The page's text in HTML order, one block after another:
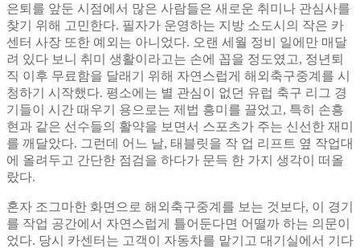
은퇴를 앞둔 시점에서 많은 사람들은 새로운 취미나 관심사를
찾기 위해 고민한다. 필자가 운영하는 지방 소도시의 작은 카
센터 사장 또한 예외는 아니었다. 오랜 세월 정비 일에만 매달
려 있다 보니 취미 생활이라고는 손에 꼽을 정도였고, 정년퇴
직 이후 무료함을 달래기 위해 자연스럽게 해외축구중계를 시
청하기 시작했다. 평소에는 별 관심이 없던 유럽 축구 리그 경
기들이 시간 때우기 용으로는 제법 흥미를 끌었고, 특히 손흥
현과 같은 선수들의 활약을 보면서 스포츠가 주는 신선한 재미
를 깨달았다. 그런데 어느 날, 태블릿을 작 업 리프트 옆 작업대
에 올려두고 간단한 점검을 하다가 문득 한 가지 생각이 떠올
랐다.
혼자 조그마한 화면으로 해외축구중계를 보는 것보다, 이 경기
를 작업 공간에서 자연스럽게 틀어둔다면 어떨까 하는 의문이
었다. 당시 카센터는 고객이 자동차를 맡기고 대기실에서 기다